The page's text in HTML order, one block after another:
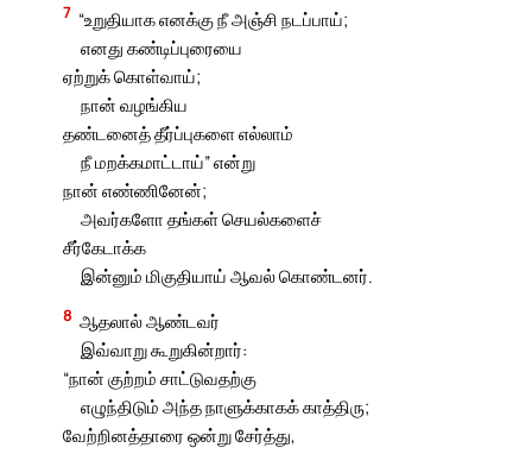
7 “உறுதியாக எனக்கு நீ அஞ்சி நடப்பாய்;
எனது கண்டிப்புரையை
ஏற்றுக் கொள்வாய்;
நான் வழங்கிய
தண்டனைத் தீர்ப்புகளை எல்லாம்
நீ மறக்கமாட்டாய்” என்று
நான் எண்ணினேன்;
அவர்களோ தங்கள் செயல்களைச்
சீர்கேடாக்க
இன்னும் மிகுதியாய் ஆவல் கொண்டனர்.
8 ஆதலால் ஆண்டவர்
இவ்வாறு கூறுகின்றார்:
“நான் குற்றம் சாட்டுவதற்கு
எழுந்திடும் அந்த நாளுக்காகக் காத்திரு;
வேற்றினத்தாரை ஒன்று சேர்த்து,